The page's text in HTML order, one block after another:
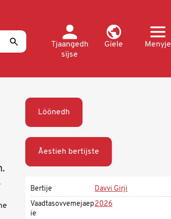
Tjaangedh
sïjse
Gïele Menyje
Löönedh
Åestieh bertijste
Bertije
Davvi Girji
Vaadtasovvemejaep
ie
2026